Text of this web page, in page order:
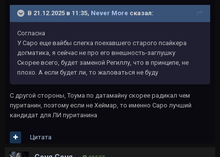
В 21.12.2025 в 11:35, Never More сказал:
Согласна
У Саро еще вайбы слегка поехавшего старого псайкера
догматика, я сейчас не про его внешность-заглушку
Скорее всего, будет заменой Региллу, что в принципе, не
плохо. А если будет ли, то жаловаться не буду
С другой стороны, Тоума по датамайну скорее радикал чем
пуританин, поэтому если не Хеймар, то именно Саро лучший
кандидат для ЛИ пуританина
Цитата